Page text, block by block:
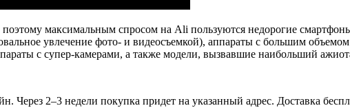
максимальным спросом на Ali пользуются недорогие
увлечение фото- и видеосъемкой), аппараты с большим
с супер-камерами, а также модели, вызвавшие наибольший
Через 2–3 недели покупка придет на указанный адрес. Доставка